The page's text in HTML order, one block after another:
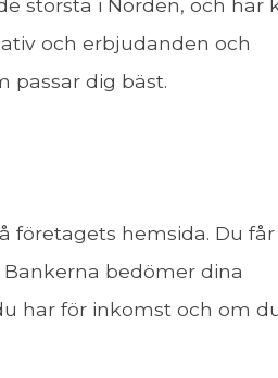
största i Norden, och här
och erbjudanden och
passar dig bäst.
företagets hemsida. Du
bedömer dina
har för inkomst och om